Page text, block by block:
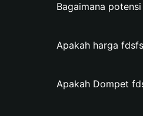
Bagaimana
Apakah harga
Apakah Dompet